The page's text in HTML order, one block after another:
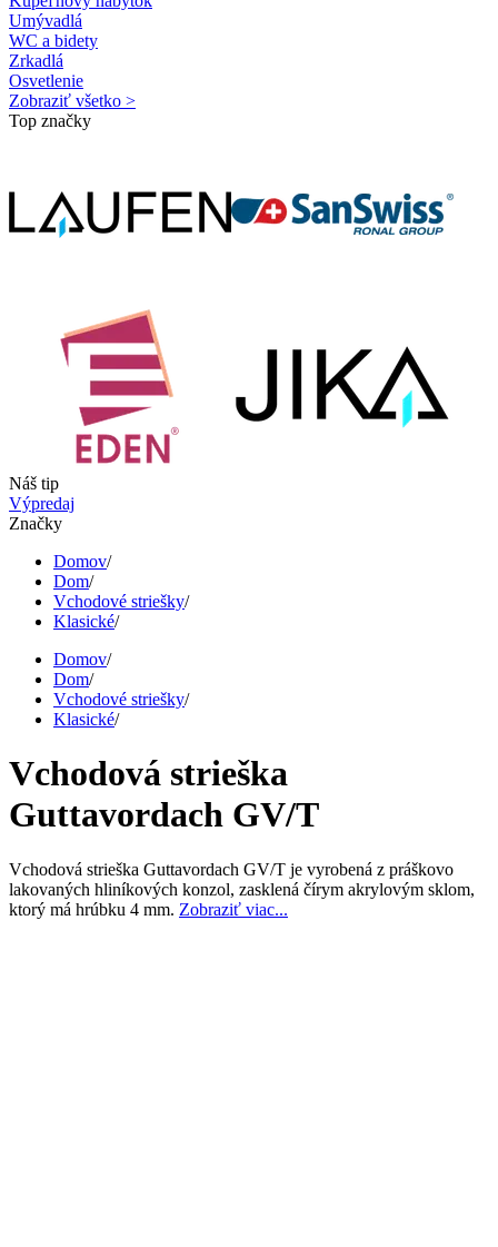
Umývadlá
WC a bidety
Zrkadlá
Osvetlenie
Zobraziť všetko >
Top značky
Náš tip
Výpredaj
Značky
Domov/
Dom/
Vchodové striešky/
Klasické/
Domov/
Dom/
Vchodové striešky/
Klasické/
Vchodová strieška
Guttavordach GV/T
Vchodová strieška Guttavordach GV/T je vyrobená z práškovo
lakovaných hliníkových konzol, zasklená čírym akrylovým sklom,
ktorý má hrúbku 4 mm. Zobraziť viac...